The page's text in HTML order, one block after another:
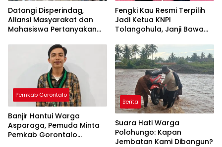
Datangi Disperindag,
Aliansi Masyarakat dan
Mahasiswa Pertanyakan
Fengki Kau Resmi Terpilih
Jadi Ketua KNPI
Tolangohula, Janji Bawa
Progresif
Pemkab Gorontalo
Banjir Hantui Warga
Asparaga, Pemuda Minta
Pemkab Gorontalo
Berita
Suara Hati Warga
Polohungo: Kapan
Jembatan Kami Dibangun?